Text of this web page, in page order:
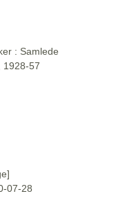
: Samlede
1928-57
07-28